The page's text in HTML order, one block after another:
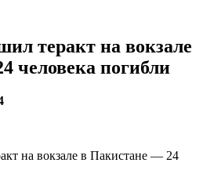
теракт на вокзале
человека погибли